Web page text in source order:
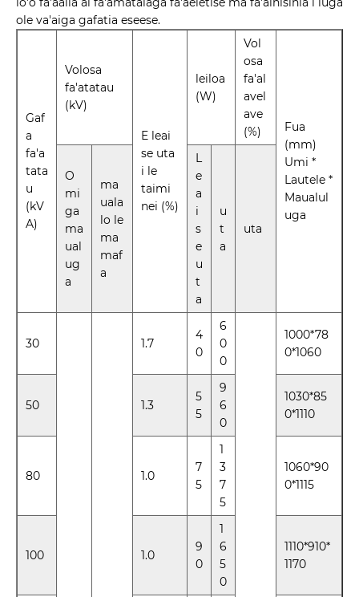
ole va'aiga gafatia eseese.
Gaf
a
fa'a
tata
u
(kV
A)
Volosa
fa'atatau
(kV)
E leai
se uta
i le
taimi
nei (%)
leiloa
(W)
Vol
osa
fa'al
avel
ave
(%)
Fua
(mm)
Umi *
Lautele *
Maualul
uga
O
mi
ga
ma
ual
ug
a
ma
uala
lo le
ma
maf
a
L
e
a
i
s
e
u
t
a
u
t
a
uta
30 1.7
4
0
6
0
0
1000*78
0*1060
50 1.3
5
5
9
6
0
1030*85
0*1110
80 1.0
7
5
1
3
7
5
1060*90
0*1115
100 1.0
9
0
1
6
5
0
1110*910*
1170